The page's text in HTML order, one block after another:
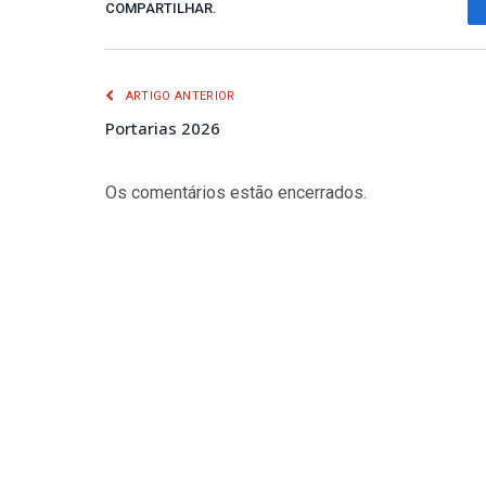
COMPARTILHAR.
ARTIGO ANTERIOR
Portarias 2026
Os comentários estão encerrados.